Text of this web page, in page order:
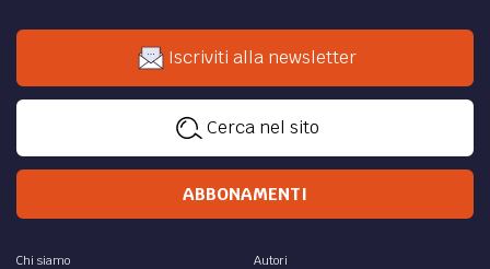
Iscriviti alla newsletter
Cerca nel sito
ABBONAMENTI
Chi siamo
Autori